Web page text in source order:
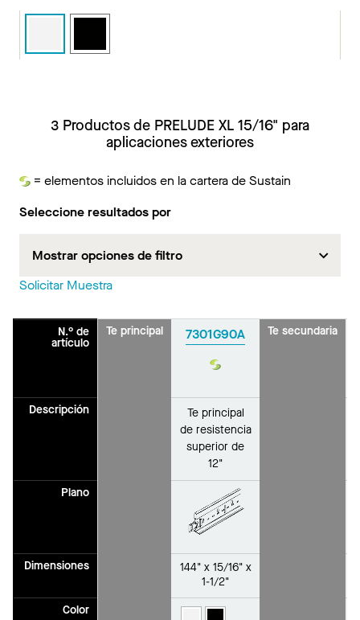
3 Productos de PRELUDE XL 15/16" para
aplicaciones exteriores
Sustain
= elementos incluidos en la cartera de Sustain
Seleccione resultados por
Mostrar opciones de filtro
Solicitar Muestra
N.° de
artículo
Descripción
Plano
Dimensiones
Color
Te principal 7301G90A
Sustain
Te principal
de resistencia
superior de
12"
144" x 15/16" x
1-1/2"
Te secundaria